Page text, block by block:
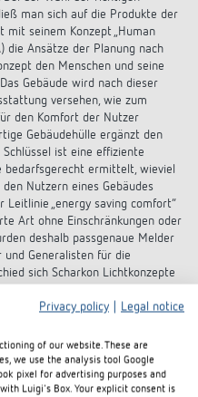
man sich auf die Produkte der
mit seinem Konzept „Human
die Ansätze der Planung nach
den Menschen und seine
Gebäude wird nach dieser
versehen, wie zum
den Komfort der Nutzer
Gebäudehülle ergänzt den
Schlüssel ist eine effiziente
bedarfsgerecht ermittelt, wieviel
Nutzern eines Gebäudes
„energy saving comfort“
Art ohne Einschränkungen oder
deshalb passgenaue Melder
und Generalisten für die
sich Scharkon Lichtkonzepte
auch Tageslicht über Öffnungen
den Brandschutzauflagen.
BUS
Privacy policy
Legal notice
of our website. These are
we use the analysis tool Google
pixel for advertising purposes and
Luigi's Box. Your explicit consent is